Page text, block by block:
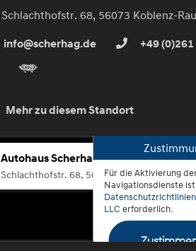
Schlachthofstr. 68, 56073 Koblenz-
info@scherhag.de +49
Mehr zu diesem Standort
Autohaus Scherhag
Schlachthofstr. 68, 56073 Koblenz-Rauental
Für die Aktivierung
Navigationsdienste
LLC erforderlich.